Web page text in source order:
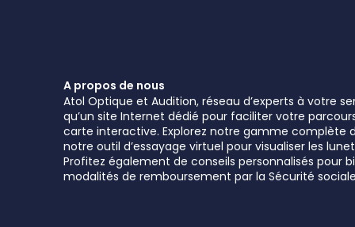
A propos de nous
Atol Optique et Audition, réseau d’experts à votre
qu’un site Internet dédié pour faciliter votre
carte interactive. Explorez notre gamme complète
notre outil d’essayage virtuel pour visualiser les
Profitez également de conseils personnalisés pour
modalités de remboursement par la Sécurité